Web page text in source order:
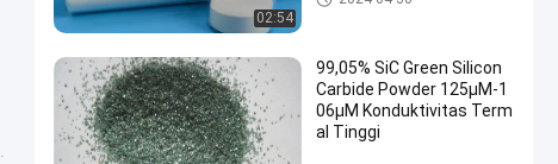
02:54
99,05% SiC Green Silicon
Carbide Powder 125μM-1
06μM Konduktivitas Term
al Tinggi